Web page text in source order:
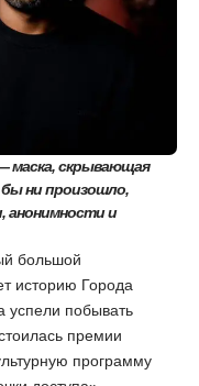
маска, скрывающая
ни произошло,
анонимности и
большой
историю Города
успели побывать
премии
программу